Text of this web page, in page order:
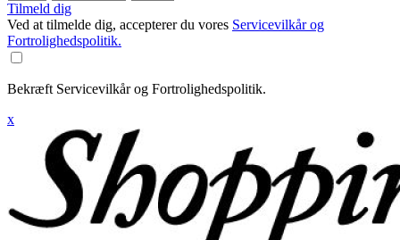
Tilmeld dig
Ved at tilmelde dig, accepterer du vores Servicevilkår og
Fortrolighedspolitik.
Bekræft Servicevilkår og Fortrolighedspolitik.
x